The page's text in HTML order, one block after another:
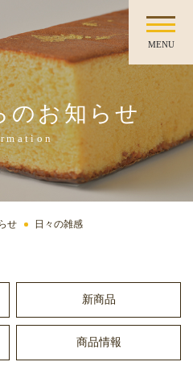
MENU
のお知らせ
せ
日々の雑感
新商品
商品情報